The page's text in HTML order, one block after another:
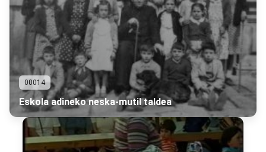
00014
Eskola adineko neska-mutil taldea